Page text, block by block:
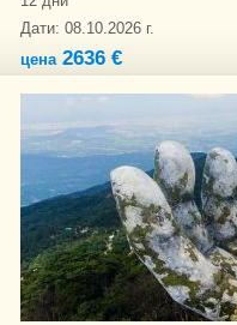
Дати: 08.10.2026 г.
цена2636 €